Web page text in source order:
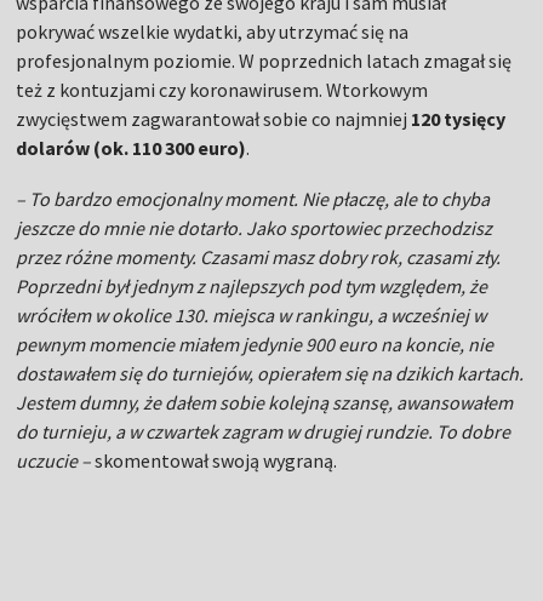
pokrywać wszelkie wydatki, aby utrzymać się na
profesjonalnym poziomie. W poprzednich latach zmagał się
też z kontuzjami czy koronawirusem. Wtorkowym
zwycięstwem zagwarantował sobie co najmniej 120 tysięcy
dolarów (ok. 110 300 euro).
– To bardzo emocjonalny moment. Nie płaczę, ale to chyba
jeszcze do mnie nie dotarło. Jako sportowiec przechodzisz
przez różne momenty. Czasami masz dobry rok, czasami zły.
Poprzedni był jednym z najlepszych pod tym względem, że
wróciłem w okolice 130. miejsca w rankingu, a wcześniej w
pewnym momencie miałem jedynie 900 euro na koncie, nie
dostawałem się do turniejów, opierałem się na dzikich kartach.
Jestem dumny, że dałem sobie kolejną szansę, awansowałem
do turnieju, a w czwartek zagram w drugiej rundzie. To dobre
uczucie –skomentował swoją wygraną.